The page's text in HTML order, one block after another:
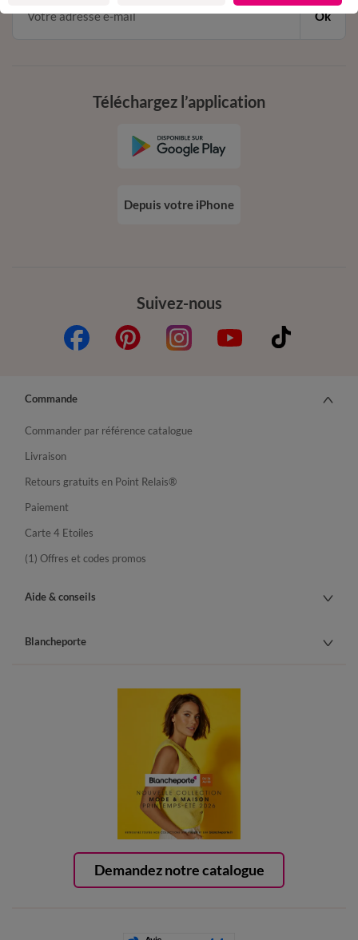
Ok
Suivez-nous
Téléchargez l’application
Depuis votre iPhone
Demandez notre catalogue
Commande
Commander par référence catalogue
Livraison
Retours gratuits en Point Relais®
Paiement
Carte 4 Etoiles
(1) Offres et codes promos
Aide & conseils
Blancheporte